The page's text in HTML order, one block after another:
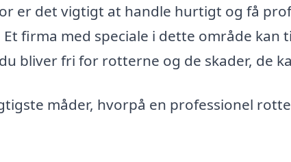
er det vigtigt at handle hurtigt og få
firma med speciale i dette område kan
bliver fri for rotterne og de skader, de
måder, hvorpå en professionel